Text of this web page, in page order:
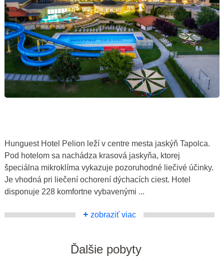
Hunguest Hotel Pelion leží v centre mesta jaskýň Tapolca.
Pod hotelom sa nachádza krasová jaskyňa, ktorej
špeciálna mikroklíma vykazuje pozoruhodné liečivé účinky.
Je vhodná pri liečení ochorení dýchacích ciest. Hotel
disponuje 228 komfortne vybavenými ...
+ zobraziť viac
Ďalšie pobyty